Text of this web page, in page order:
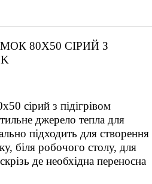
80Х50 СІРИЙ З
сірий з підігрівом
джерело тепла для
підходить для створення
біля робочого столу, для
де необхідна переносна